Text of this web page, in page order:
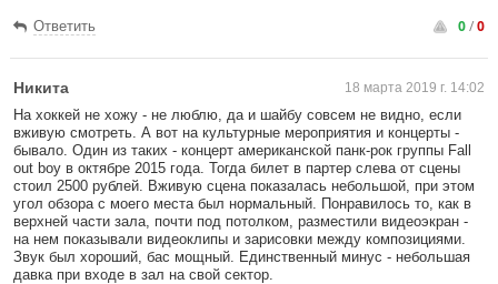
Ответить 0/0
Никита 18 марта 2019 г. 14:02
На хоккей не хожу - не люблю, да и шайбу совсем не видно, если
вживую смотреть. А вот на культурные мероприятия и концерты -
бывало. Один из таких - концерт американской панк-рок группы Fall
out boy в октябре 2015 года. Тогда билет в партер слева от сцены
стоил 2500 рублей. Вживую сцена показалась небольшой, при этом
угол обзора с моего места был нормальный. Понравилось то, как в
верхней части зала, почти под потолком, разместили видеоэкран -
на нем показывали видеоклипы и зарисовки между композициями.
Звук был хороший, бас мощный. Единственный минус - небольшая
давка при входе в зал на свой сектор.